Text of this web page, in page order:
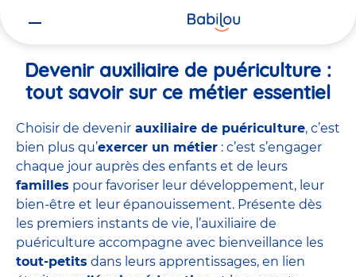
Devenir auxiliaire de puériculture :
tout savoir sur ce métier essentiel
Choisir de devenir auxiliaire de puériculture, c’est
bien plus qu’exercer un métier : c’est s’engager
chaque jour auprès des enfants et de leurs
familles pour favoriser leur développement, leur
bien-être et leur épanouissement. Présente dès
les premiers instants de vie, l’auxiliaire de
puériculture accompagne avec bienveillance les
tout-petits dans leurs apprentissages, en lien